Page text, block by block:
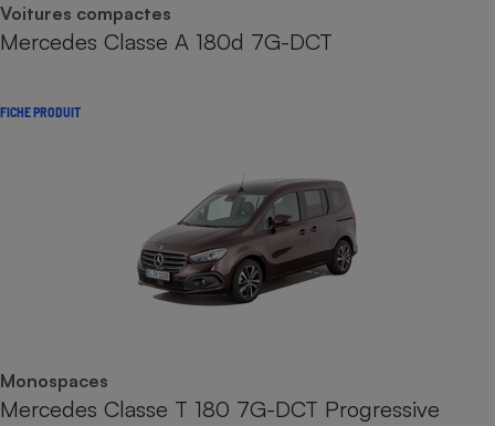
Voitures compactes
Mercedes Classe A 180d 7G-DCT
FICHE PRODUIT
Monospaces
Mercedes Classe T 180 7G-DCT Progressive